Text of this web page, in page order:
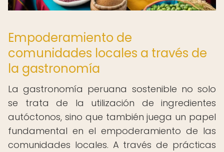
Empoderamiento de
comunidades locales a través de
la gastronomía
La gastronomía peruana sostenible no solo
se trata de la utilización de ingredientes
autóctonos, sino que también juega un papel
fundamental en el empoderamiento de las
comunidades locales. A través de prácticas